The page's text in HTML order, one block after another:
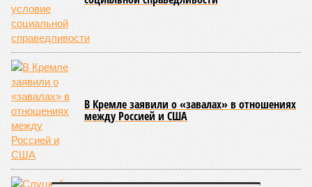
ЖК «Светлый мир «Станция Л»: та же группа компаний-
банкрот Seven Suns Development, та же
схема достройки через Capital Group осенью 2024 года, но
за прошедшие два года результатов, по словам дольщиков,
практически не видно. Поинформациииз профильных
порталов, первую очередь ЖК строители обещают сдать к
декабрю 2026 г., вторую – к марту 2028-го. Но никто при
этом из кураторов стройки не задается вопросом: как эти
сроки должны материализоваться? На строительной
площадке, по свидетельствам дольщиков, регулярно